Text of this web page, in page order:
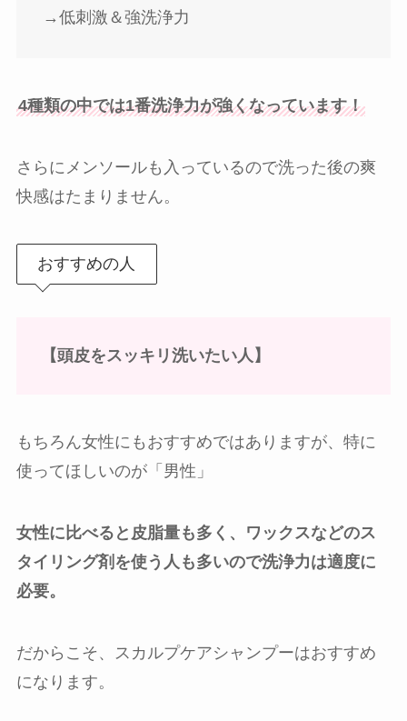
→低刺激＆強洗浄力
4種類の中では1番洗浄力が強くなっています！
さらにメンソールも入っているので洗った後の爽
快感はたまりません。
おすすめの人
【頭皮をスッキリ洗いたい人】
もちろん女性にもおすすめではありますが、特に
使ってほしいのが「男性」
女性に比べると皮脂量も多く、ワックスなどのス
タイリング剤を使う人も多いので洗浄力は適度に
必要。
だからこそ、スカルプケアシャンプーはおすすめ
になります。